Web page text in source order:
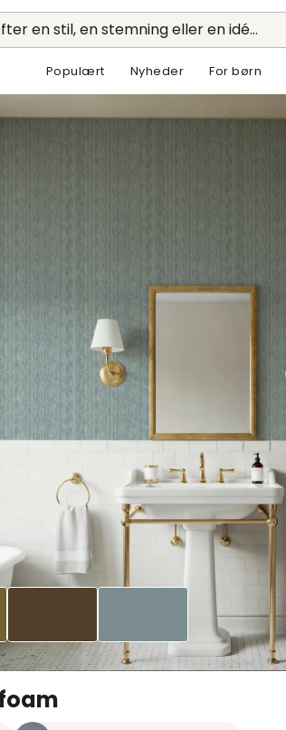
en stil, en stemning eller en idé...
Populært Nyheder For børn